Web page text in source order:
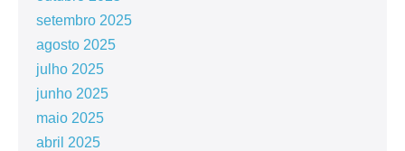
setembro 2025
agosto 2025
julho 2025
junho 2025
maio 2025
abril 2025